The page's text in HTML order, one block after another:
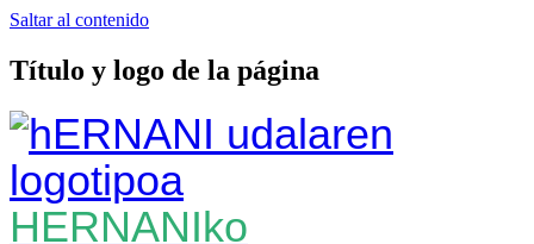
Saltar al contenido
Título y logo de la página
HERNANIko